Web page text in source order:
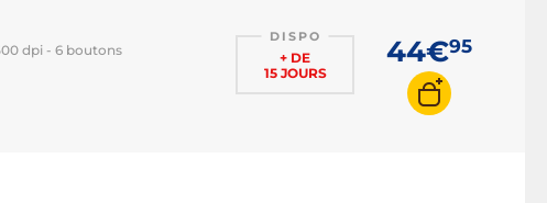
dpi - 6 boutons
DISPO
+ DE
15 JOURS
44€95